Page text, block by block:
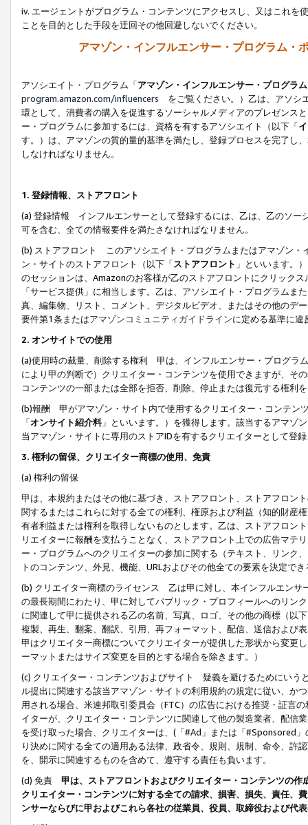
iv. エージェントがプログラム・コンテンツにアクセスし、又はこれ
ことを目的とした手段を迂回その他回避しないでください。
アマゾン・インフルエンサー・プログラム・
アソシエイト・プログラム「アマゾン・インフルエンサー・プログラム
program.amazon.com/influencers をご覧ください。）乙は、アソシ
環として、消費者の購入を促進するソーシャルメディアのプレゼンス
ー・プログラムに参加するには、資格を有するアソシエイト（以下「
す。）は、アマゾンの質的量的基準を満たし、登録プロセスを完了し、
しなければなりません。
1. 登録情報、ストアフロント
(a) 登録情報 インフルエンサーとして登録するには、乙は、乙のソー
可を含む、全ての情報要件を満たさなければなりません。
(b) ストアフロント このアソシエイト・プログラムまたはアマゾン・
ン・サイトのストアフロント（以下「ストアフロント 」といいます。
のセッションは、Amazonのお客様が乙のストアフロントにクリック
「サービス提供」に相当します。乙は、アソシエイト・プログラム
真、編集物、リスト、コメント、デジタルビデオ、またはその他のデ
要件第1条またはアマゾンコミュニティガイドラインに定める基準に違
2. オンサイトでの使用
(a)使用時の裁量、削除する権利 甲は、インフルエンサー・プログラ
により甲の判断で）クリエイター・コンテンツを使用できますが、そ
コンテンツの一部または全部を拒否、削除、停止または復元する権利
(b)報酬 甲がアマゾン・サイト内で使用するクリエイター・コンテン
「オンサイト紹介料」といいます。）を獲得します。該当するアマゾ
当アマゾン・サイトに専用のストアIDを有するクリエイターとして登
3. 権利の留保、クリエイター商標の使用、免責
(a) 権利の留保
甲は、本規約またはその他に基づき、ストアフロント、ストアフロン
関するまたはこれらに対する全ての権利、権原および利益（知的財産
有者利益または権利を取得しないものとします。乙は、ストアフロン
リエイターに報酬を支払うことなく、ストアフロント上での広告マテ
ー・プログラムへのクリエイターの参加に関する（テキスト、リンク
トのコンテンツ、外見、機能、URLおよびその他全ての要素を決定で
(b) クリエイター商標のライセンス 乙は甲に対し、本インフルエンサ
の最長期間にわたり、甲に対してパブリック・プロフィールへのリン
に関連して甲に提供される乙の名前、写真、ロゴ、その他の商標（以
複製、再生、翻案、翻訳、引用、再フォーマット、配信、送信および
甲はクリエイター商標についてクリエイターが提供した形状から変更
ーマットまたはサイズ変更を目的とする場合を除きます。）
(c) クリエイター・コンテンツおよびサイト 疑義を避けるためにいう
ル提出に関連する該当アマゾン・サイトの利用規約の規定に従い、か
用される場合、米連邦取引委員会（FTC）の広告における推奨・証言
イターが、クリエイター・コンテンツに関連して他の製造業者、配信
を受け取った場合、クリエイターは、(「#Ad」または「#Sponsored
り決めに関する全ての適用ある法律、政省令、規則、規制、命令、許
を、開示に関連するものを含めて、遵守する責任も負います。
(d) 免責 甲は、ストアフロントおよびクリエイター・コンテンツの
クリエイター・コンテンツに対する全ての請求、損害、損失、責任、
ンサーならびに甲およびこれら各社の従業員、役員、取締役および代